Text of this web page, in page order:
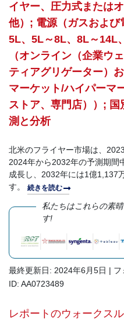
イヤー、圧力式または
他）; 電源（ガスおよ
5L、5L～8L、8L～14L
（オンライン（企業ウ
ティアグリゲーター）
マーケット/ハイパーマ
ストア、専門店））;
測と分析
北米のフライヤー市場は、
2024年から2032年の予測期間
成長し、2032年には1億1,137
す。 続きを読む
私たちはこれらの素
す!
最終更新日: 2024年6月5日 | フ
ID: AA0723489
レポートのウォークス